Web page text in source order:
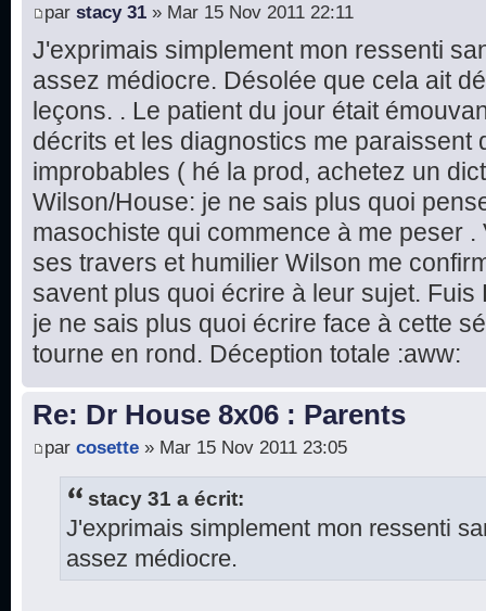
par stacy 31 » Mar 15 Nov 2011 22:11
J'exprimais simplement mon ressenti
assez médiocre. Désolée que cela ait
leçons. . Le patient du jour était
décrits et les diagnostics me paraissent
improbables ( hé la prod, achetez un
Wilson/House: je ne sais plus quoi
masochiste qui commence à me peser
ses travers et humilier Wilson me
savent plus quoi écrire à leur sujet.
je ne sais plus quoi écrire face à cette
tourne en rond. Déception totale :aww:
Re: Dr House 8x06 : Parents
par cosette » Mar 15 Nov 2011 23:05
stacy 31 a écrit:
J'exprimais simplement mon ressenti
assez médiocre.